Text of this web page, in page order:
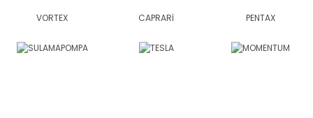
VORTEX CAPRARİ PENTAX